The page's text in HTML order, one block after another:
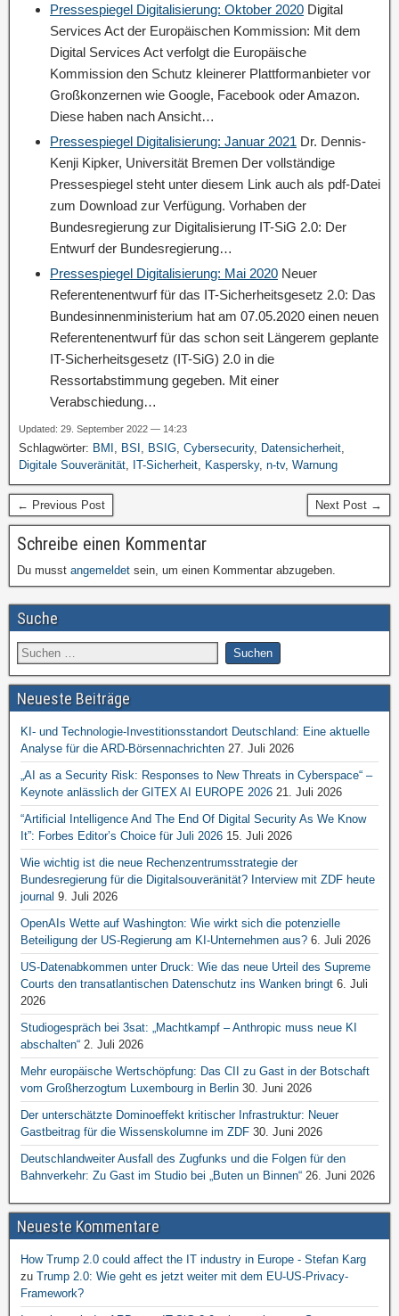
Pressespiegel Digitalisierung: Oktober 2020 Digital
Services Act der Europäischen Kommission: Mit dem
Digital Services Act verfolgt die Europäische
Kommission den Schutz kleinerer Plattformanbieter vor
Großkonzernen wie Google, Facebook oder Amazon.
Diese haben nach Ansicht…
Pressespiegel Digitalisierung: Januar 2021 Dr. Dennis-
Kenji Kipker, Universität Bremen Der vollständige
Pressespiegel steht unter diesem Link auch als pdf-Datei
zum Download zur Verfügung. Vorhaben der
Bundesregierung zur Digitalisierung IT-SiG 2.0: Der
Entwurf der Bundesregierung…
Pressespiegel Digitalisierung: Mai 2020 Neuer
Referentenentwurf für das IT-Sicherheitsgesetz 2.0: Das
Bundesinnenministerium hat am 07.05.2020 einen neuen
Referentenentwurf für das schon seit Längerem geplante
IT-Sicherheitsgesetz (IT-SiG) 2.0 in die
Ressortabstimmung gegeben. Mit einer
Verabschiedung…
Updated: 29. September 2022 — 14:23
Schlagwörter: BMI , BSI , BSIG, Cybersecurity, Datensicherheit,
Digitale Souveränität, IT-Sicherheit, Kaspersky, n-tv, Warnung
← Previous Post Next Post →
Schreibe einen Kommentar
Du musst angemeldet sein, um einen Kommentar abzugeben.
Suche
Neueste Beiträge
KI- und Technologie-Investitionsstandort Deutschland: Eine aktuelle
Analyse für die ARD-Börsennachrichten 27. Juli 2026
„AI as a Security Risk: Responses to New Threats in Cyberspace“ –
Keynote anlässlich der GITEX AI EUROPE 2026 21. Juli 2026
“Artificial Intelligence And The End Of Digital Security As We Know
It”: Forbes Editor’s Choice für Juli 2026 15. Juli 2026
Wie wichtig ist die neue Rechenzentrumsstrategie der
Bundesregierung für die Digitalsouveränität? Interview mit ZDF heute
journal 9. Juli 2026
OpenAIs Wette auf Washington: Wie wirkt sich die potenzielle
Beteiligung der US-Regierung am KI-Unternehmen aus? 6. Juli 2026
US-Datenabkommen unter Druck: Wie das neue Urteil des Supreme
Courts den transatlantischen Datenschutz ins Wanken bringt 6. Juli
2026
Studiogespräch bei 3sat: „Machtkampf – Anthropic muss neue KI
abschalten“ 2. Juli 2026
Mehr europäische Wertschöpfung: Das CII zu Gast in der Botschaft
vom Großherzogtum Luxembourg in Berlin 30. Juni 2026
Der unterschätzte Dominoeffekt kritischer Infrastruktur: Neuer
Gastbeitrag für die Wissenskolumne im ZDF 30. Juni 2026
Deutschlandweiter Ausfall des Zugfunks und die Folgen für den
Bahnverkehr: Zu Gast im Studio bei „Buten un Binnen“ 26. Juni 2026
Neueste Kommentare
How Trump 2.0 could affect the IT industry in Europe - Stefan Karg
zu Trump 2.0: Wie geht es jetzt weiter mit dem EU-US-Privacy-
Framework?